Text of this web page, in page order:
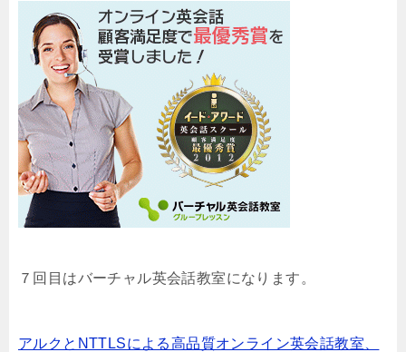
７回目はバーチャル英会話教室になります。
アルクとNTTLSによる高品質オンライン英会話教室、